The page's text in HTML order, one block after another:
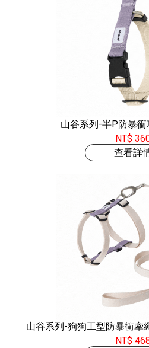
山谷系列-半P防暴
NT$
查看詳
山谷系列-狗狗工型防暴衝牽
NT$